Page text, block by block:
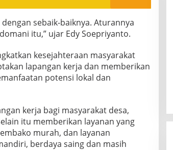
sebaik-baiknya. Aturannya
itu,” ujar Edy Soepriyanto.
kesejahteraan masyarakat
lapangan kerja dan memberikan
potensi lokal dan
kerja bagi masyarakat desa,
itu memberikan layanan yang
murah, dan layanan
berdaya saing dan masih